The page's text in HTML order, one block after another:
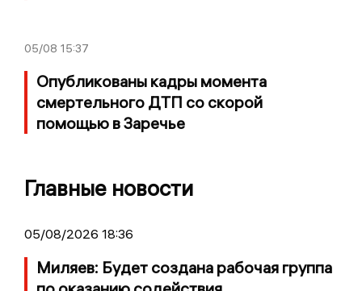
05/08 15:37
Опубликованы кадры момента
смертельного ДТП со скорой
помощью в Заречье
Главные новости
05/08/2026 18:36
Миляев: Будет создана рабочая группа